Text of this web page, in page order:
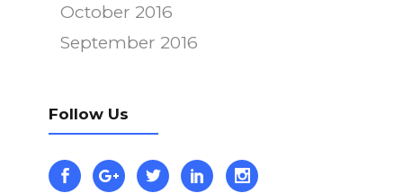
October 2016
September 2016
Follow Us